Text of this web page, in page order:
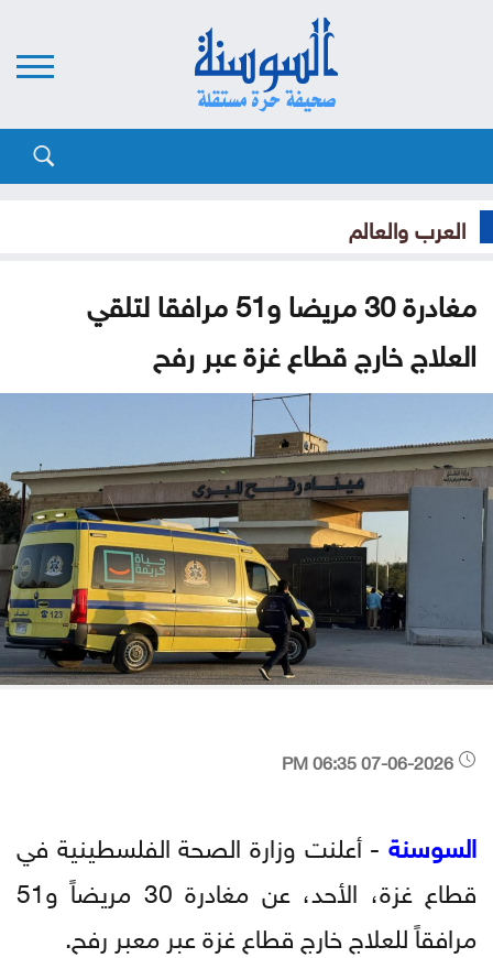
العرب والعالم
مغادرة 30 مريضا و51 مرافقا لتلقي
العلاج خارج قطاع غزة عبر رفح
السوسنة - أعلنت وزارة الصحة الفلسطينية في
قطاع غزة، الأحد، عن مغادرة 30 مريضاً و51
مرافقاً للعلاج خارج قطاع غزة عبر معبر رفح.